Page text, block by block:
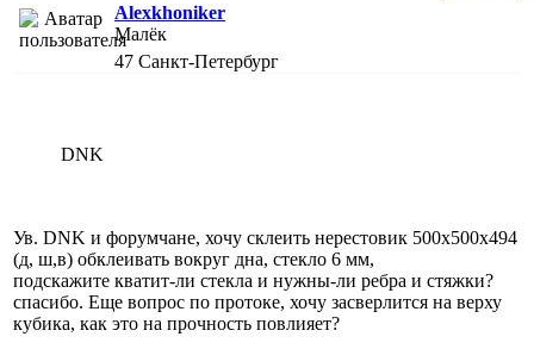
Alexkhoniker
Малёк
47 Санкт-Петербург
DNK
Ув. DNK и форумчане, хочу склеить нерестовик 500х500х494
(д, ш,в) обклеивать вокруг дна, стекло 6 мм,
подскажите кватит-ли стекла и нужны-ли ребра и стяжки?
спасибо. Еще вопрос по протоке, хочу засверлится на верху
кубика, как это на прочность повлияет?